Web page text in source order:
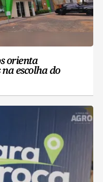
orienta
escolha do